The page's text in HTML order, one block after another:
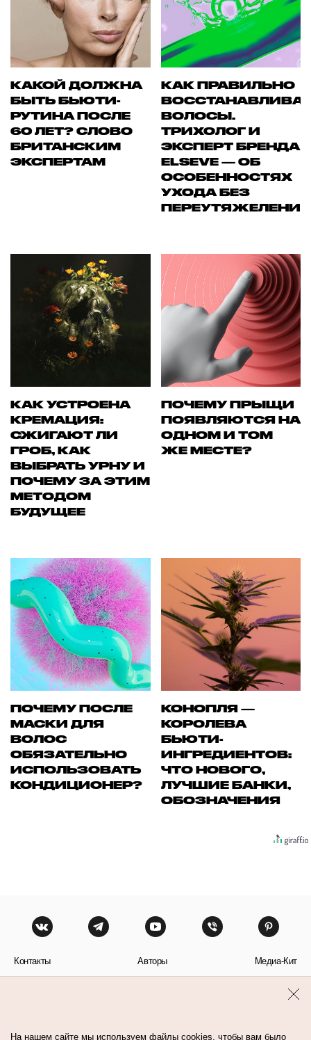
КАКОЙ ДОЛЖНА
БЫТЬ БЬЮТИ-
РУТИНА ПОСЛЕ
60 ЛЕТ? СЛОВО
БРИТАНСКИМ
ЭКСПЕРТАМ
КАК ПРАВИЛЬНО
ВОЛОСЫ.
ТРИХОЛОГ И
ЭКСПЕРТ БРЕНДА
ELSEVE — ОБ
ОСОБЕННОСТЯХ
УХОДА БЕЗ
ПЕРЕУТЯЖЕЛЕНИЯ
КАК УСТРОЕНА
КРЕМАЦИЯ:
СЖИГАЮТ ЛИ
ГРОБ, КАК
ВЫБРАТЬ УРНУ И
ПОЧЕМУ ЗА ЭТИМ
МЕТОДОМ
БУДУЩЕЕ
ПОЧЕМУ ПРЫЩИ
ПОЯВЛЯЮТСЯ НА
ОДНОМ И ТОМ
ЖЕ МЕСТЕ?
ПОЧЕМУ ПОСЛЕ
МАСКИ ДЛЯ
ВОЛОС
ОБЯЗАТЕЛЬНО
ИСПОЛЬЗОВАТЬ
КОНДИЦИОНЕР?
КОНОПЛЯ —
КОРОЛЕВА
БЬЮТИ-
ИНГРЕДИЕНТОВ:
ЧТО НОВОГО,
ЛУЧШИЕ БАНКИ,
ОБОЗНАЧЕНИЯ
Контакты Авторы Медиа-Кит
На нашем сайте мы используем файлы cookies, чтобы вам было